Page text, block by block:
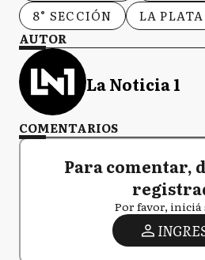
8° SECCIÓN
LA PLATA
AUTOR
La Noticia 1
COMENTARIOS
Para comentar,
Por favor, iniciá